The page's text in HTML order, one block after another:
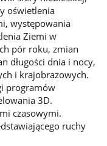
oświetlenia
występowania
Ziemi w
pór roku, zmian
długości dnia i nocy,
i krajobrazowych.
programów
3D.
czasowymi.
ruchy